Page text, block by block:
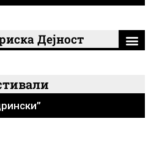
Дејност